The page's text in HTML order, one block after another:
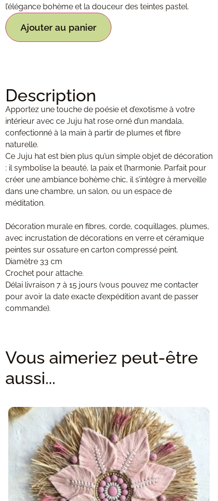
l’élégance bohème et la douceur des teintes pastel.
Ajouter au panier
Description
Apportez une touche de poésie et d’exotisme à votre
intérieur avec ce Juju hat rose orné d’un mandala,
confectionné à la main à partir de plumes et fibre
naturelle.
Ce Juju hat est bien plus qu’un simple objet de décoration
: il symbolise la beauté, la paix et l’harmonie. Parfait pour
créer une ambiance bohème chic, il s’intègre à merveille
dans une chambre, un salon, ou un espace de
méditation.
Décoration murale en fibres, corde, coquillages, plumes,
avec incrustation de décorations en verre et céramique
peintes sur ossature en carton compressé peint.
Diamètre 33 cm
Crochet pour attache.
Délai livraison 7 à 15 jours (vous pouvez me contacter
pour avoir la date exacte d’expédition avant de passer
commande).
Vous aimeriez peut-être
aussi...